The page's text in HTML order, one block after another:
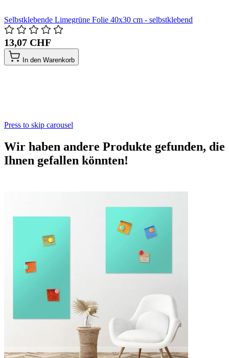
Selbstklebende Limegrüne Folie 40x30 cm - selbstklebend
13,07 CHF
In den Warenkorb
Press to skip carousel
Wir haben andere Produkte gefunden, die
Ihnen gefallen könnten!